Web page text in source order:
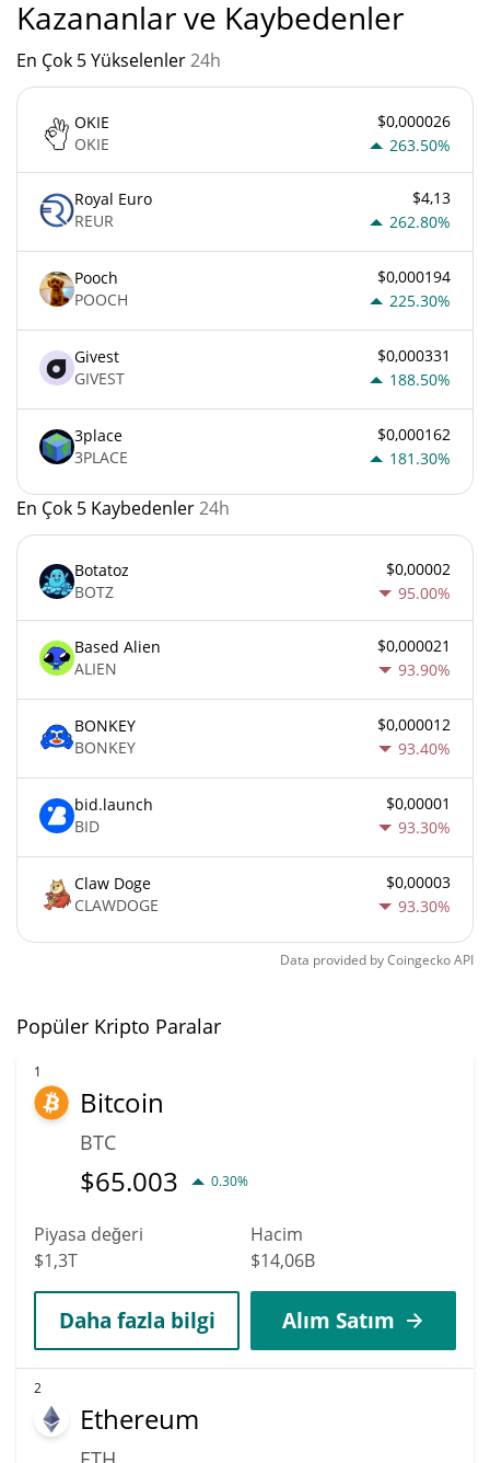
Kazananlar ve Kaybedenler
En Çok 5 Yükselenler24h
OKIE
OKIE
$0,000026
263.50%
Royal Euro
REUR
$4,13
262.80%
Pooch
POOCH
$0,000194
225.30%
Givest
GIVEST
$0,000331
188.50%
3place
3PLACE
$0,000162
181.30%
En Çok 5 Kaybedenler24h
Botatoz
BOTZ
$0,00002
95.00%
Based Alien
ALIEN
$0,000021
93.90%
BONKEY
BONKEY
$0,000012
93.40%
bid.launch
BID
$0,00001
93.30%
Claw Doge
CLAWDOGE
$0,00003
93.30%
Data provided byCoingeckoAPI
Popüler Kripto Paralar
1
Bitcoin
BTC
$65.003 0.30%
Piyasa değeri
$1,3T
Hacim
$14,06B
Daha fazla bilgi Alım Satım
2
Ethereum